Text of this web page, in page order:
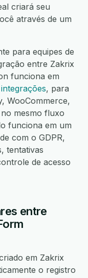
criará seu
através de um
para equipes de
entre Zakrix
funciona em
, para
WooCommerce,
mesmo fluxo
funciona em um
com o GDPR,
tentativas
de acesso
entre
em Zakrix
o registro